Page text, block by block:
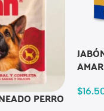
PERRO $